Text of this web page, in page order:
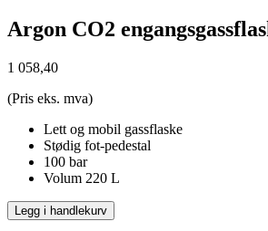
Argon CO2
1 058,40
(Pris eks. mva)
Lett og mobil gassflaske
Stødig fot-pedestal
100 bar
Volum 220 L
Legg i handlekurv